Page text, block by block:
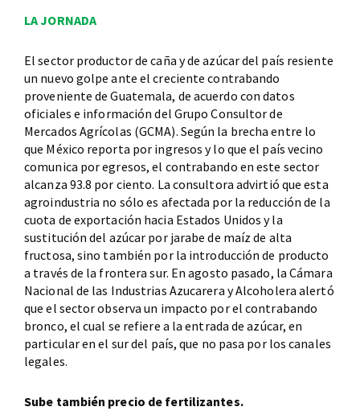
LA JORNADA
El sector productor de caña y de azúcar del país resiente
un nuevo golpe ante el creciente contrabando
proveniente de Guatemala, de acuerdo con datos
oficiales e información del Grupo Consultor de
Mercados Agrícolas (GCMA). Según la brecha entre lo
que México reporta por ingresos y lo que el país vecino
comunica por egresos, el contrabando en este sector
alcanza 93.8 por ciento. La consultora advirtió que esta
agroindustria no sólo es afectada por la reducción de la
cuota de exportación hacia Estados Unidos y la
sustitución del azúcar por jarabe de maíz de alta
fructosa, sino también por la introducción de producto
a través de la frontera sur. En agosto pasado, la Cámara
Nacional de las Industrias Azucarera y Alcoholera alertó
que el sector observa un impacto por el contrabando
bronco, el cual se refiere a la entrada de azúcar, en
particular en el sur del país, que no pasa por los canales
legales.
Sube también precio de fertilizantes.